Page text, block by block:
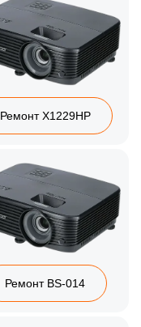
Ремонт X1229HP
Ремонт BS-014